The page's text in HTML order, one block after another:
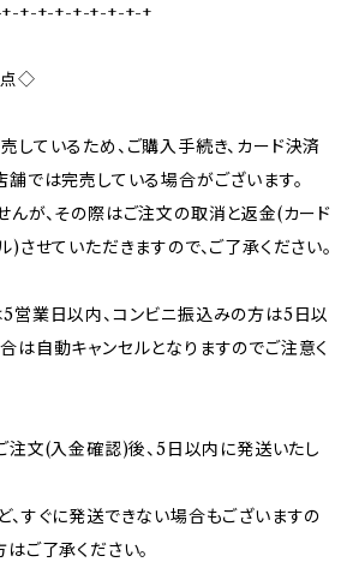
+-+-+-+-+-+-+-+
点◇
ているため、ご購入手続き、カード決済
舗では完売している場合がございます。
んが、その際はご注文の取消と返金(カード
させていただきますので、ご了承ください。
業日以内、コンビニ振込みの方は5日以
は自動キャンセルとなりますのでご注意く
注文(入金確認)後、5日以内に発送いたし
、すぐに発送できない場合もございますの
ご了承ください。